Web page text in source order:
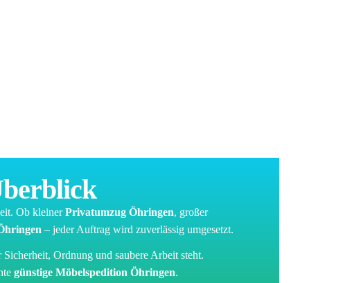
Ob kleinerPrivatumzug Öhringen, großer
– jeder Auftrag wird zuverlässig umgesetzt.
Sicherheit, Ordnung und saubere Arbeit steht.
günstige Möbelspedition Öhringen.